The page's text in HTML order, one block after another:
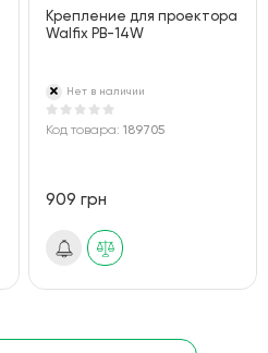
Крепление для проектора
Walfix PB-14W
Нет в наличии
Код товара:189705
909 грн